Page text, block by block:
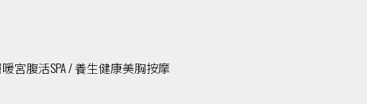
宮腹活SPA / 養生健康美胸按摩